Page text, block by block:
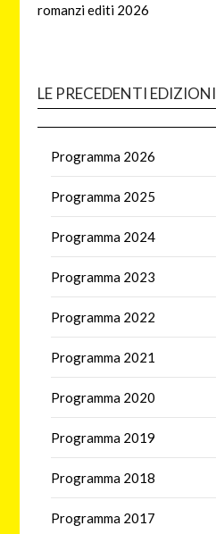
romanzi editi 2026
LE PRECEDENTI EDIZIONI
Programma 2026
Programma 2025
Programma 2024
Programma 2023
Programma 2022
Programma 2021
Programma 2020
Programma 2019
Programma 2018
Programma 2017